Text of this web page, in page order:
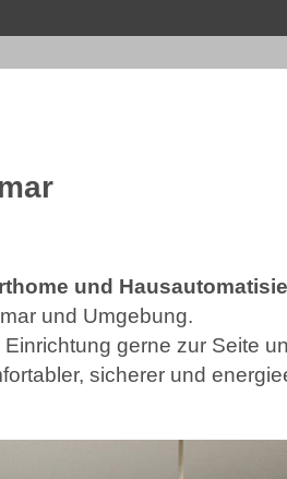
und
und Umgebung.
gerne zur Seite
sicherer und